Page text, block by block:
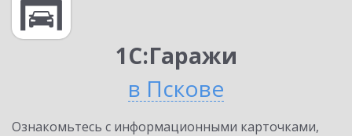
1С:Гаражи
в Пскове
Ознакомьтесь с информационными карточками,